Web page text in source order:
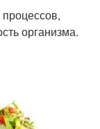
организма.